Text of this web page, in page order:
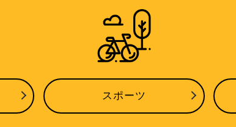
スポーツ